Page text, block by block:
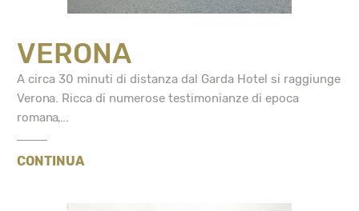
VERONA
A circa 30 minuti di distanza dal Garda Hotel si raggiunge
Verona. Ricca di numerose testimonianze di epoca
romana,...
CONTINUA